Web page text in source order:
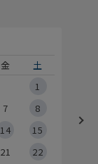
金
土
1
7
8
14
15
21
22